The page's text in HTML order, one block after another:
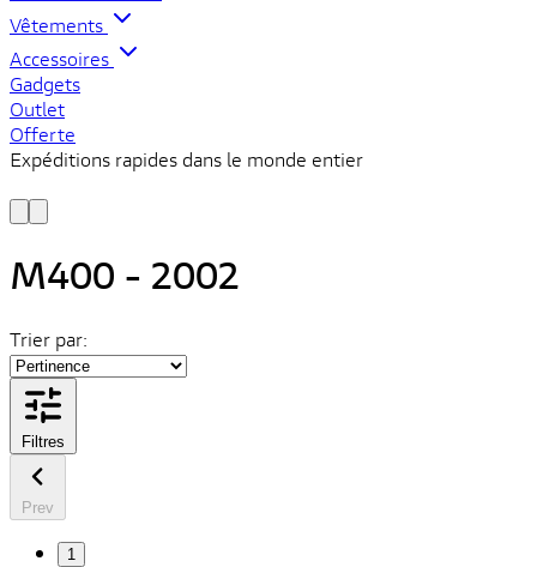
Vêtements
Accessoires
Gadgets
Outlet
Offerte
Expéditions rapides dans le monde entier
M400 - 2002
Trier par:
Filtres
Prev
1